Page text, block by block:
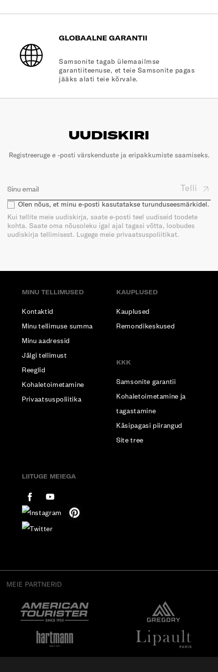
GLOBAALNE GARANTII
Samsonite tagab ülemaailmse
garantiiteenuse, et teie Samsonite pagas
jääks alati teie kõrvale.
UUDISKIRI
Registreeruge e -posti värskenduste ja eripakkumiste saamiseks.
Telli
Olen nõus, et minu e-posti kasutatakse turunduseesmärkidel.
Kui tellite meie uudiskirja, saate e-posti teel uudiseid toodete
kohta. Saate oma nõusoleku igal ajal tagasi võtta, loobudes
uudiskirja tellimisest. Lugege meie privaatsuspoliitikat.
MINU TELLIMUSED
Kontaktid
Minu tellimuse summa
Minu aadressid
Jälgi tellimust
Reeglid
Kohaletoimetamine
Privaatsuspoliitika
KAUPLUSED
Kauplused
Remondikeskused
KKK
Samsonite garantii
Kohaletoimetamine ja
tagastamine
Käsipagasi piirangud
Site tree
LIITUGE MEIEGA
MEIE PARTNERID